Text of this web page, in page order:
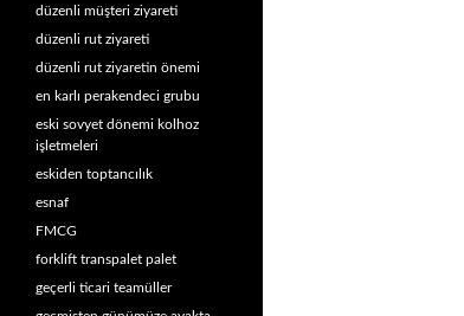
düzenli müşteri ziyareti
düzenli rut ziyareti
düzenli rut ziyaretin önemi
en karlı perakendeci grubu
eski sovyet dönemi kolhoz
işletmeleri
eskiden toptancılık
esnaf
FMCG
forklift transpalet palet
geçerli ticari teamüller